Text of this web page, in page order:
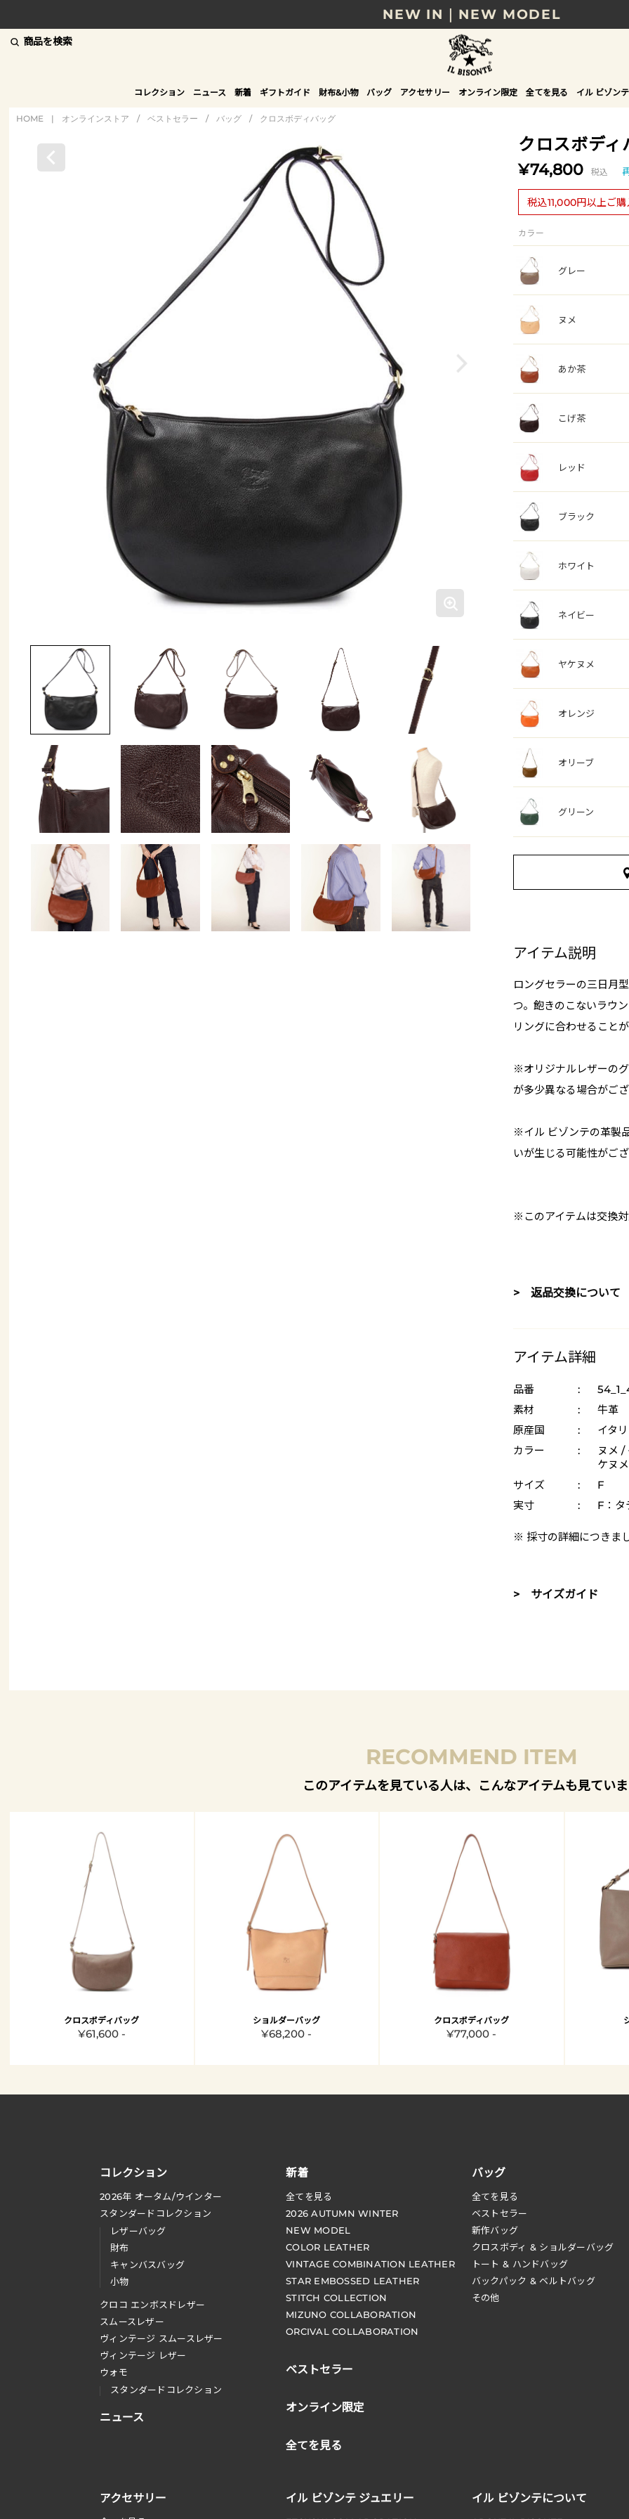
NEW IN｜NEW MODEL
8/17(月)10時まで｜税込11,000円以上で送料無
贈る相手やシーンから選べる、新しいギフトガ
NEW IN｜COLOR LEATHER
商品を検索
コレクション ニュース 新着 ギフトガイド 財布&小物 バッグ アクセサリー オンライン限定 全てを見る イル ビゾン
HOME | オンラインストア / ベストセラー / バッグ / クロスボディバッグ
クロスボディ
¥74,800 税込
税込11,000円以上ご
カラー
グレー
ヌメ
あか茶
こげ茶
レッド
ブラック
ホワイト
ネイビー
ヤケヌメ
オレンジ
オリーブ
グリーン
アイテム説明
ロングセラーの三日月
つ。飽きのこないラウ
リングに合わせること
※オリジナルレザーの
が多少異なる場合がご
※イル ビゾンテの革製
いが生じる可能性がご
※このアイテムは交換
> 返品交換について
アイテム詳細
品番 :
素材
:
牛革
原産国
:
イタ
カラー
:
ヌメ /
ケヌ
サイズ
:
F
実寸
: F：タ
※ 採寸の詳細につきま
> サイズガイド
RECOMMEND ITEM
このアイテムを見ている人は、こんなアイテムも見てい
クロスボディバッグ
¥61,600 -
ショルダーバッグ
¥68,200 -
クロスボディバッグ
¥77,000 -
コレクション
2026年 オータム/ウインター
スタンダードコレクション
レザーバッグ
財布
キャンバスバッグ
小物
クロコ エンボスドレザー
スムースレザー
ヴィンテージ スムースレザー
ヴィンテージ レザー
ウォモ
スタンダードコレクション
ニュース
新着
全てを見る
2026 AUTUMN WINTER
NEW MODEL
COLOR LEATHER
VINTAGE COMBINATION LEATHER
STAR EMBOSSED LEATHER
STITCH COLLECTION
MIZUNO COLLABORATION
ORCIVAL COLLABORATION
ベストセラー
オンライン限定
全てを見る
バッグ
全てを見る
ベストセラー
新作バッグ
クロスボディ & ショルダーバッグ
トート & ハンドバッグ
バックパック & ベルトバッグ
その他
アクセサリー イル ビゾンテ ジュエリー イル ビゾンテについて